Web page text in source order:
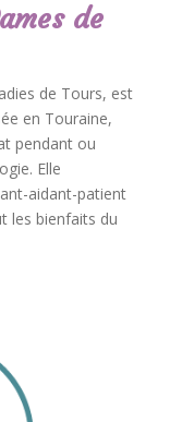
de
de Tours, est
en Touraine,
pendant ou
Elle
aidant-patient
les bienfaits du